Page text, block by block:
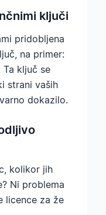
ključi
pridobljena
na primer:
Ta ključ se
strani vaših
dokazilo.
kolikor jih
Ni problema
licence za že